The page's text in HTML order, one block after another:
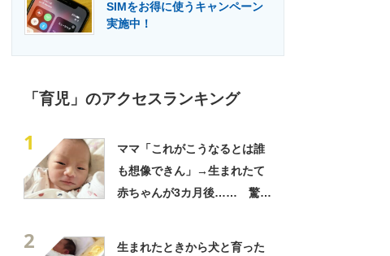
SIMをお得に使うキャンペーン
実施中！
「育児」のアクセスランキング
1
ママ「これがこうなるとは誰
も想像できん」→生まれたて
赤ちゃんが3カ月後…… 驚き
2
生まれたときから犬と育った